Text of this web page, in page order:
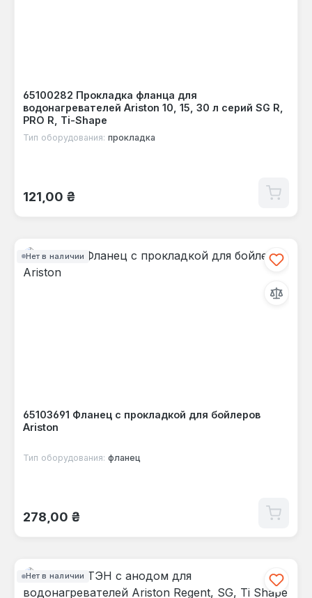
65100282 Прокладка фланца для
водонагревателей Ariston 10, 15, 30 л серий SG R,
PRO R, Ti-Shape
Тип оборудования: прокладка
Обычная цена:
121,00 ₴
Нет в наличии
65103691 Фланец с прокладкой для бойлеров
Ariston
Тип оборудования: фланец
Обычная цена:
278,00 ₴
Нет в наличии